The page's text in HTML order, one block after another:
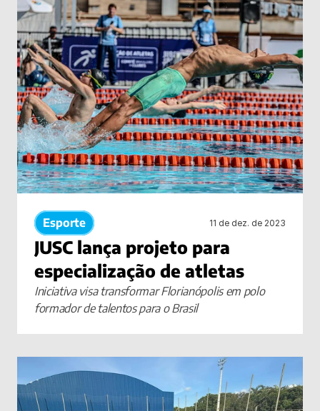
Esporte 11 de dez. de 2023
JUSC lança projeto para
especialização de atletas
Iniciativa visa transformar Florianópolis em polo
formador de talentos para o Brasil